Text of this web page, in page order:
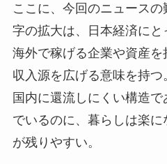
ここに、今回のニュース
字の拡大は、日本経済にと
海外で稼げる企業や資産
収入源を広げる意味を持
国内に還流しにくい構造
でいるのに、暮らしは楽
が残りやすい。